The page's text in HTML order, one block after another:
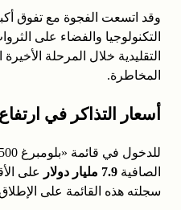
وقد اتسعت الفجوة مع تفوق
التكنولوجيا والفضاء على
التقليدية خلال المرحلة
المخاطرة.
أسعار التذاكر في
الصافية 7.9 مليار دولار
على
سجلته هذه القائمة على